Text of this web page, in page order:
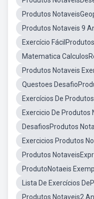
Produtos
Produtos Notaveis 9
Exercício
Matematica
Produtos Notaveis
Questoes
Exercícios De
Exercicio De Produtos
DesafiosProdutos
Exercicios Produtos
Produtos
ProdutoNotaeis
Lista De Exercícios
Produtos Notaveis2